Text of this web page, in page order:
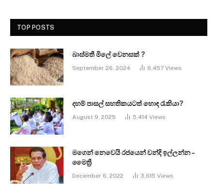
TOP POSTS
බාස්මතී මිලේ වෙනසක් ?
September 26, 2024 6,457 Views
දහම් පාසල් සහතිකයටත් හොඳ රැකියා?
August 9, 2025 5,414 Views
මගෙන් නෙවෙයි රජයෙන් වන්දි ඉල්ලන්න –
මෛත්‍රී
December 6, 2022 3,615 Views